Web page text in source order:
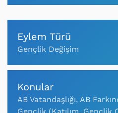
Eylem Türü
Gençlik Değişim
Konular
AB Vatandaşlığı, AB